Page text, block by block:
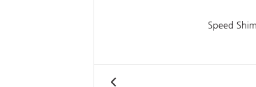
9-Speed